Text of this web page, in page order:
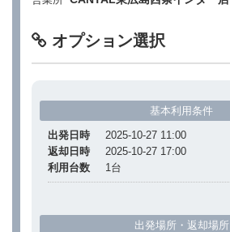
オプション選択
基本利用条件
出発日時
2025-10-27 11:00
返却日時
2025-10-27 17:00
利用台数
1 台
出発場所・返却場所